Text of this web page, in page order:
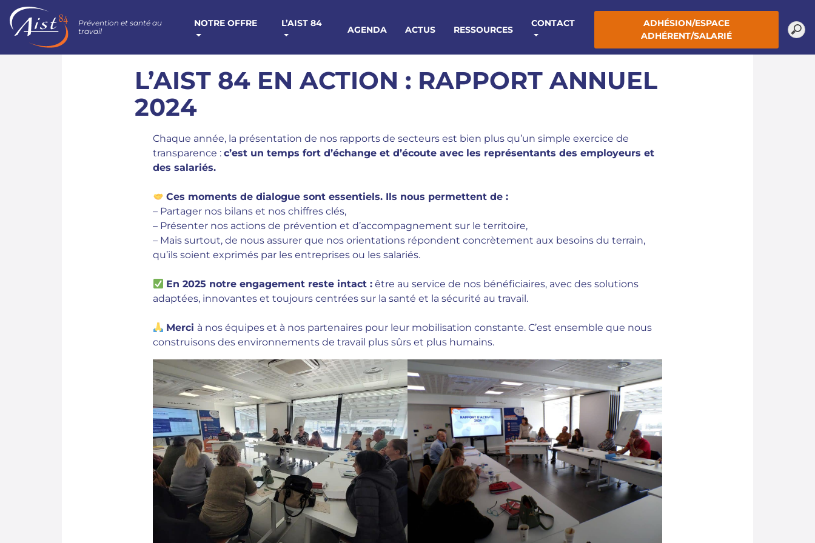
Prévention et santé au
travail
NOTRE OFFRE L’AIST 84
AGENDA ACTUS RESSOURCES
CONTACT
ADHÉSION/ESPACE
ADHÉRENT/SALARIÉ
L’AIST 84 EN ACTION : RAPPORT ANNUEL
2024
Chaque année, la présentation de nos rapports de secteurs est bien plus qu’un simple exercice de
transparence : c’est un temps fort d’échange et d’écoute avec les représentants des employeurs et
des salariés.
Ces moments de dialogue sont essentiels. Ils nous permettent de :
– Partager nos bilans et nos chiffres clés,
– Présenter nos actions de prévention et d’accompagnement sur le territoire,
– Mais surtout, de nous assurer que nos orientations répondent concrètement aux besoins du terrain,
qu’ils soient exprimés par les entreprises ou les salariés.
En 2025 notre engagement reste intact : être au service de nos bénéficiaires, avec des solutions
adaptées, innovantes et toujours centrées sur la santé et la sécurité au travail.
Merci à nos équipes et à nos partenaires pour leur mobilisation constante. C’est ensemble que nous
construisons des environnements de travail plus sûrs et plus humains.